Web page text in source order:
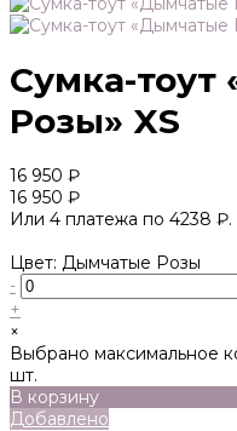
Сумка-
Розы» XS
16 950 ₽
16 950 ₽
Или 4 платежа по 4238 ₽.
Цвет: Дымчатые Розы
-
+
×
Выбрано максимальное
шт.
В корзину
Добавлено